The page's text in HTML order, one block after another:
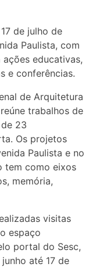
de julho de
Paulista, com
educativas,
e conferências.
de Arquitetura
trabalhos de
23
Os projetos
Paulista e no
tem como eixos
memória,
visitas
espaço
portal do Sesc,
até 17 de